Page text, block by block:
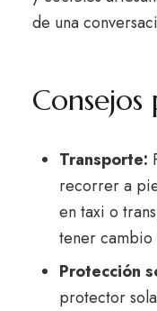
de una
Consejos
Transporte:
recorrer a
en taxi o
tener cambio
Protección
protector